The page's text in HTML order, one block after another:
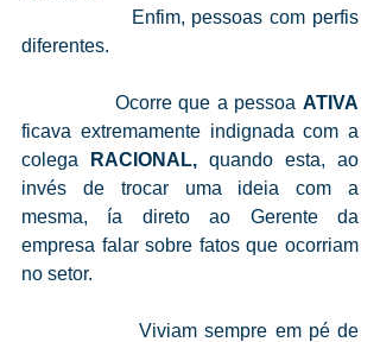
diferentes.
              Ocorre que a pessoa
ATIVA
ficava extremamente indignada com a
colega
RACIONAL, quando esta, ao
invés de trocar uma ideia com a
mesma, ía direto ao Gerente da
empresa falar sobre fatos que ocorriam
no setor.
                Viviam sempre em pé de